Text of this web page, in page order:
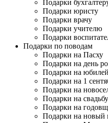
Подарки
Подарки юристу
Подарки врачу
Подарки учителю
Подарки
Подарки по поводам
Подарки на Пасху
Подарки на день
Подарки на юбилей
Подарки на 1
Подарки на
Подарки на свадьбу
Подарки на
Подарки на новый